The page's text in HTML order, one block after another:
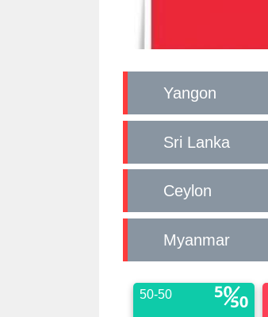
Yangon
Sri Lanka
Ceylon
Myanmar
50-50